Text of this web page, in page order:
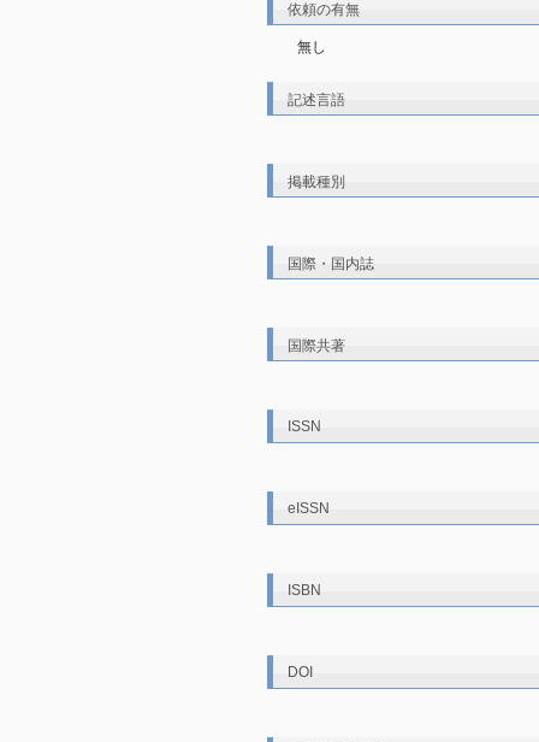
依頼の有無
無し
記述言語
掲載種別
国際・国内誌
国際共著
ISSN
eISSN
ISBN
DOI